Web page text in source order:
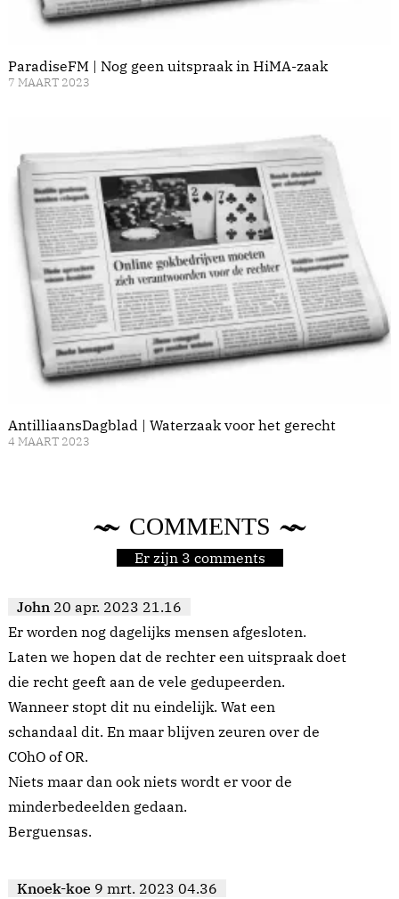
ParadiseFM | Nog geen uitspraak in HiMA-zaak
7 MAART 2023
AntilliaansDagblad | Waterzaak voor het gerecht
4 MAART 2023
COMMENTS
Er zijn 3 comments
John 20 apr. 2023 21.16
Er worden nog dagelijks mensen afgesloten.
Laten we hopen dat de rechter een uitspraak doet
die recht geeft aan de vele gedupeerden.
Wanneer stopt dit nu eindelijk. Wat een
schandaal dit. En maar blijven zeuren over de
COhO of OR.
Niets maar dan ook niets wordt er voor de
minderbedeelden gedaan.
Berguensas.
Knoek-koe 9 mrt. 2023 04.36